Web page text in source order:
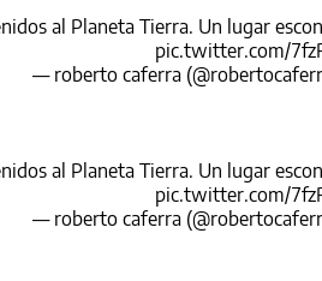
al Planeta Tierra. Un lugar
pic.twitter.com/
— roberto caferra
al Planeta Tierra. Un lugar
pic.twitter.com/
— roberto caferra